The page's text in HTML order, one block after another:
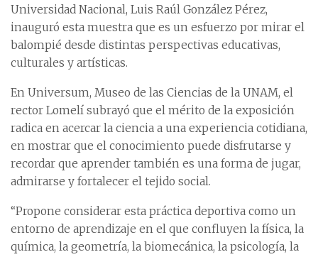
Universidad Nacional, Luis Raúl González Pérez,
inauguró esta muestra que es un esfuerzo por mirar el
balompié desde distintas perspectivas educativas,
culturales y artísticas.
En Universum, Museo de las Ciencias de la UNAM, el
rector Lomelí subrayó que el mérito de la exposición
radica en acercar la ciencia a una experiencia cotidiana,
en mostrar que el conocimiento puede disfrutarse y
recordar que aprender también es una forma de jugar,
admirarse y fortalecer el tejido social.
“Propone considerar esta práctica deportiva como un
entorno de aprendizaje en el que confluyen la física, la
química, la geometría, la biomecánica, la psicología, la